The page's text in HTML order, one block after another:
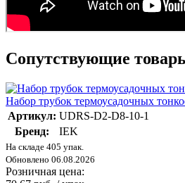
Сопутствующие
Набор трубок термоусадочных
Артикул: UDRS-D2-D8-10-1
Бренд:
IEK
На складе 405 упак.
Обновлено 06.08.2026
Розничная цена: